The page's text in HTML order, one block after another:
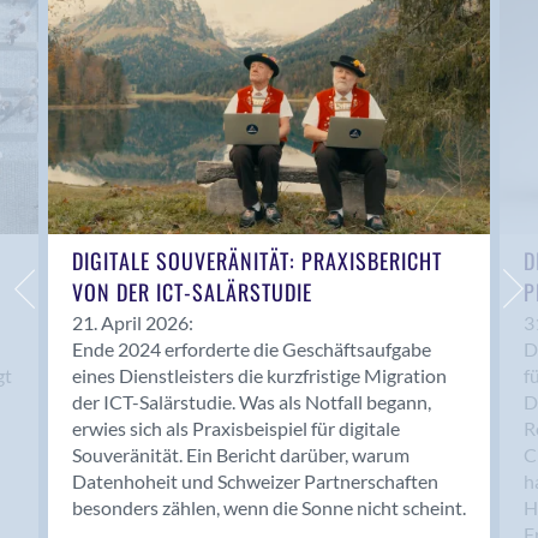
Anwil
Appenzell
Au SG
Baar
Baden
Balsthal
Balzers
Basel
Bassersdorf
Belp
Bendern
Benken (SG)
Bergdietikon
Berlin
Bern
Bern - Liebefeld
DIGITALE SOUVERÄNITÄT: PRAXISBERICHT
VON DER ICT-SALÄRSTUDIE
21. April 2026:
Ende 2024 erforderte die Geschäftsaufgabe
eines Dienstleisters die kurzfristige Migration
der ICT-Salärstudie. Was als Notfall begann,
erwies sich als Praxisbeispiel für digitale
Souveränität. Ein Bericht darüber, warum
Datenhoheit und Schweizer Partnerschaften
besonders zählen, wenn die Sonne nicht scheint.